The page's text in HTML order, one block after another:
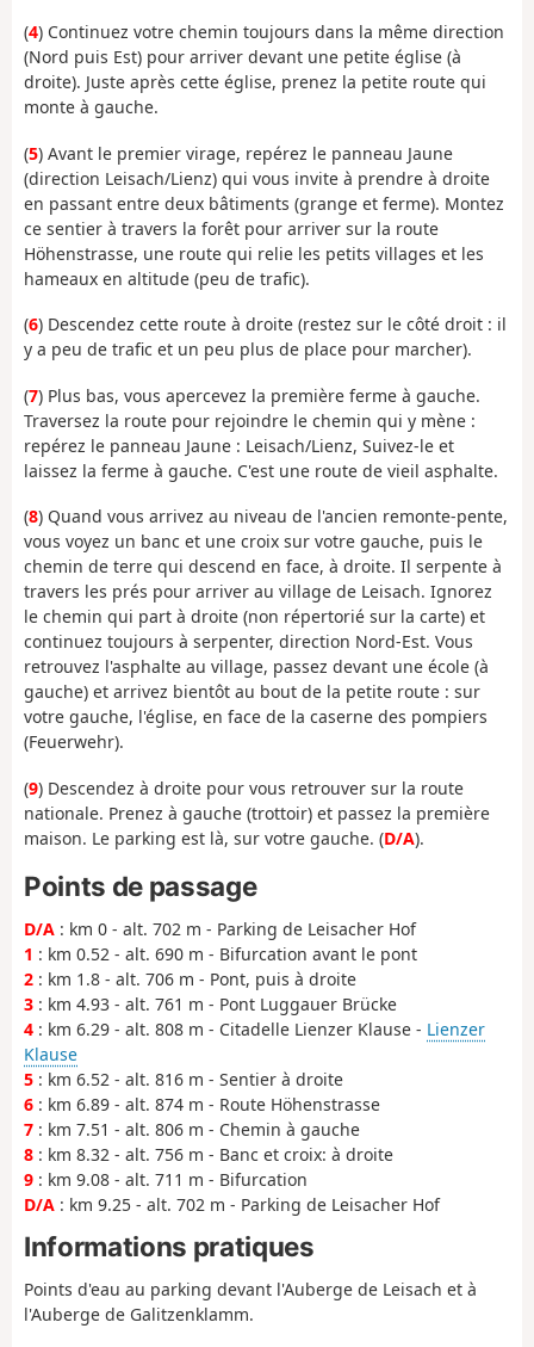
(4) Continuez votre chemin toujours dans la même direction
(Nord puis Est) pour arriver devant une petite église (à
droite). Juste après cette église, prenez la petite route qui
monte à gauche.
(5) Avant le premier virage, repérez le panneau Jaune
(direction Leisach/Lienz) qui vous invite à prendre à droite
en passant entre deux bâtiments (grange et ferme). Montez
ce sentier à travers la forêt pour arriver sur la route
Höhenstrasse, une route qui relie les petits villages et les
hameaux en altitude (peu de trafic).
(6) Descendez cette route à droite (restez sur le côté droit : il
y a peu de trafic et un peu plus de place pour marcher).
(7) Plus bas, vous apercevez la première ferme à gauche.
Traversez la route pour rejoindre le chemin qui y mène :
repérez le panneau Jaune : Leisach/Lienz, Suivez-le et
laissez la ferme à gauche. C'est une route de vieil asphalte.
(8) Quand vous arrivez au niveau de l'ancien remonte-pente,
vous voyez un banc et une croix sur votre gauche, puis le
chemin de terre qui descend en face, à droite. Il serpente à
travers les prés pour arriver au village de Leisach. Ignorez
le chemin qui part à droite (non répertorié sur la carte) et
continuez toujours à serpenter, direction Nord-Est. Vous
retrouvez l'asphalte au village, passez devant une école (à
gauche) et arrivez bientôt au bout de la petite route : sur
votre gauche, l'église, en face de la caserne des pompiers
(Feuerwehr).
(9) Descendez à droite pour vous retrouver sur la route
nationale. Prenez à gauche (trottoir) et passez la première
maison. Le parking est là, sur votre gauche. (D/A).
Points de passage
D/A : km 0 - alt. 702 m - Parking de Leisacher Hof
1 : km 0.52 - alt. 690 m - Bifurcation avant le pont
2 : km 1.8 - alt. 706 m - Pont, puis à droite
3 : km 4.93 - alt. 761 m - Pont Luggauer Brücke
4 : km 6.29 - alt. 808 m - Citadelle Lienzer Klause - Lienzer
Klause
5 : km 6.52 - alt. 816 m - Sentier à droite
6 : km 6.89 - alt. 874 m - Route Höhenstrasse
7 : km 7.51 - alt. 806 m - Chemin à gauche
8 : km 8.32 - alt. 756 m - Banc et croix: à droite
9 : km 9.08 - alt. 711 m - Bifurcation
D/A : km 9.25 - alt. 702 m - Parking de Leisacher Hof
Informations pratiques
Points d'eau au parking devant l'Auberge de Leisach et à
l'Auberge de Galitzenklamm.